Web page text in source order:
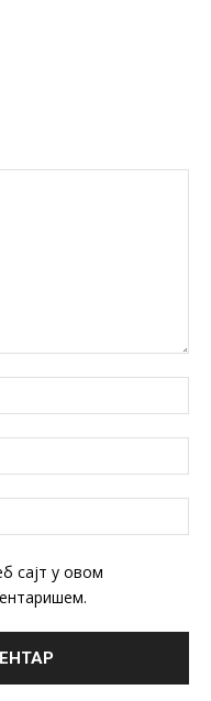
сајт у овом